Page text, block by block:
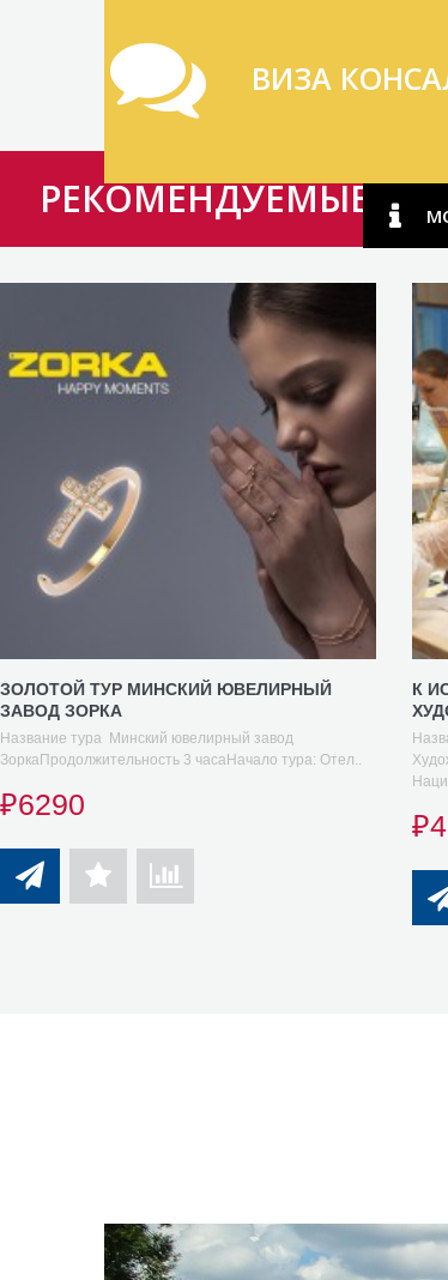
ВИЗА
РЕКОМЕНДУЕМЫЕ
ЗОЛОТОЙ ТУР МИНСКИЙ ЮВЕЛИРНЫЙ
ЗАВОД ЗОРКА
Название тура Минский ювелирный завод
ЗоркаПродолжительность 3 часаНачало тура: Отел..
₽6290
К